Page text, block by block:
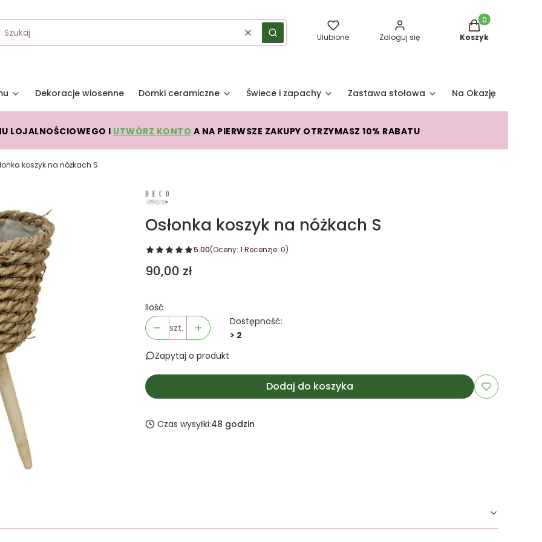
WyczyśćSzukaj Ulubione Zaloguj się
Produkty w
Koszyk
Dekoracje wiosenne Domki ceramiczne Świece i zapachy Zastawa stołowa Na Okazję
LOJALNOŚCIOWEGO I UTWÓRZ KONTO A NA PIERWSZE ZAKUPY OTRZYMASZ 10% RABATU
koszyk na nóżkach S
Osłonka koszyk na nóżkach S
5.00(Oceny: 1 Recenzje: 0)
Cena
90,00 zł
Ilość
szt.
Dostępność:
> 2
Zapytaj o produkt
Dodaj do koszyka
Czas wysyłki:48 godzin